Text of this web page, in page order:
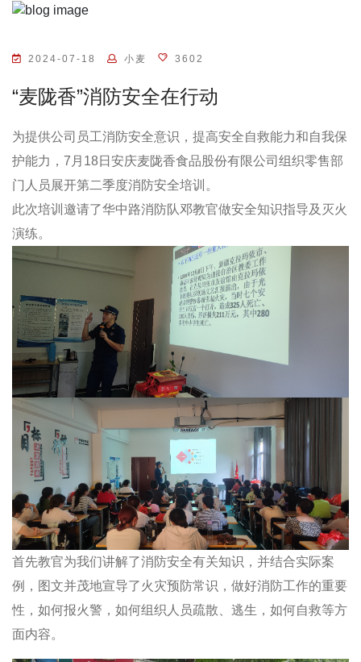
2024-07-18 小麦 3602
“麦陇香”消防安全在行动
为提供公司员工消防安全意识，提高安全自救能力和自我保
护能力，7月18日安庆麦陇香食品股份有限公司组织零售部
门人员展开第二季度消防安全培训。
此次培训邀请了华中路消防队邓教官做安全知识指导及灭火
演练。
首先教官为我们讲解了消防安全有关知识，并结合实际案
例，图文并茂地宣导了火灾预防常识，做好消防工作的重要
性，如何报火警，如何组织人员疏散、逃生，如何自救等方
面内容。